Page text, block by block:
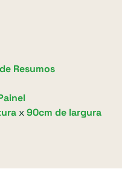
Resumos
x90cm de largura